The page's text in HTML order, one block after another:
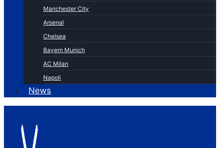
Manchester City
Arsenal
Chelsea
Bayern Munich
AC Milan
Napoli
News